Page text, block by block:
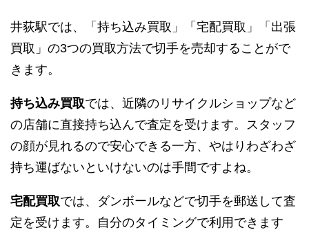
井荻駅では、「持ち込み買取」「宅配買取」「出張
買取」の3つの買取方法で切手を売却することがで
きます。
持ち込み買取では、近隣のリサイクルショップなど
の店舗に直接持ち込んで査定を受けます。スタッフ
の顔が見れるので安心できる一方、やはりわざわざ
持ち運ばないといけないのは手間ですよね。
宅配買取では、ダンボールなどで切手を郵送して査
定を受けます。自分のタイミングで利用できます